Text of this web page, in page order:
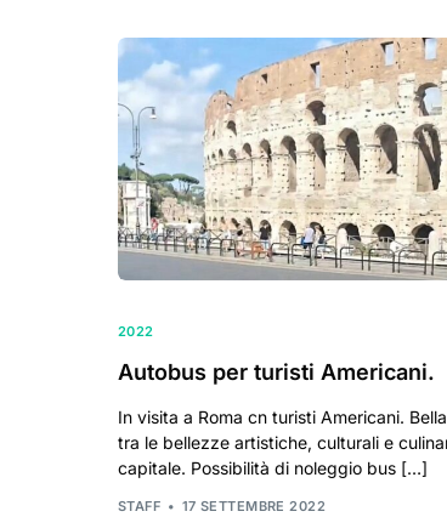
2022
Autobus per turisti Americani.
In visita a Roma cn turisti Americani.
tra le bellezze artistiche, culturali e
capitale. Possibilità di noleggio bus […]
STAFF 17 SETTEMBRE 2022